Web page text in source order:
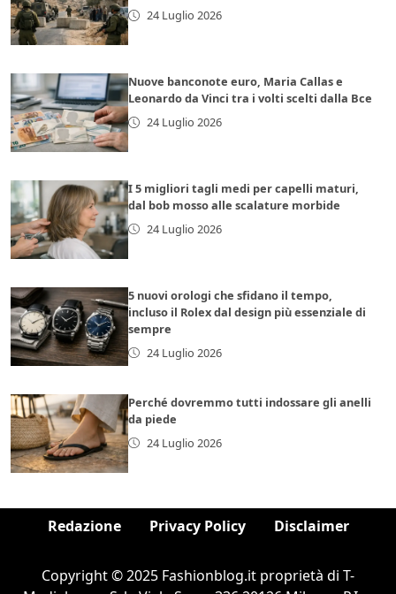
24 Luglio 2026
Nuove banconote euro, Maria Callas e
Leonardo da Vinci tra i volti scelti dalla Bce
24 Luglio 2026
I 5 migliori tagli medi per capelli maturi,
dal bob mosso alle scalature morbide
24 Luglio 2026
5 nuovi orologi che sfidano il tempo,
incluso il Rolex dal design più essenziale di
sempre
24 Luglio 2026
Perché dovremmo tutti indossare gli anelli
da piede
24 Luglio 2026
Redazione Privacy Policy Disclaimer
Copyright © 2025 Fashionblog.it proprietà di T-